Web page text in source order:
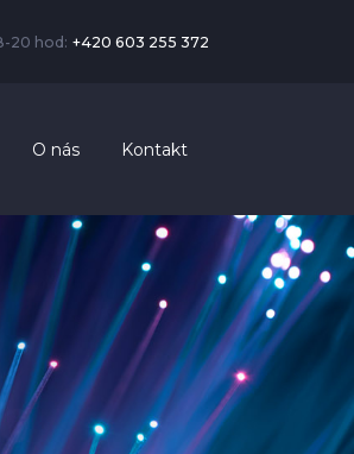
20 hod: +420 603 255 372
O nás Kontakt